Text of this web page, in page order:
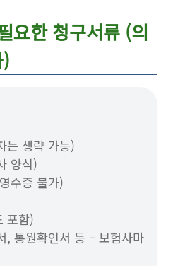
요한 청구서류 (의
는 생략 가능)
양식)
수증 불가)
포함)
, 통원확인서 등 – 보험사마